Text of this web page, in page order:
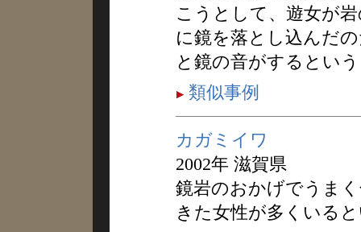
こうとして、遊女が
に鏡を落とし込んだ
と鏡の音がするとい
類似事例
カガミイワ
2002年 滋賀県
鏡岩のおかげでうま
きた女性が多くいる